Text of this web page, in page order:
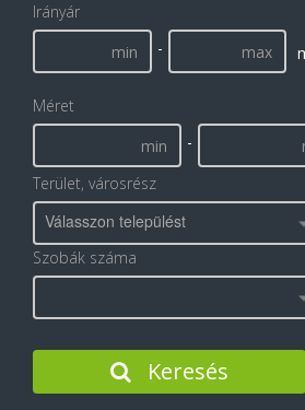
Irányár
-
Méret
-
Terület, városrész
Válasszon települést
Szobák száma
Keresés